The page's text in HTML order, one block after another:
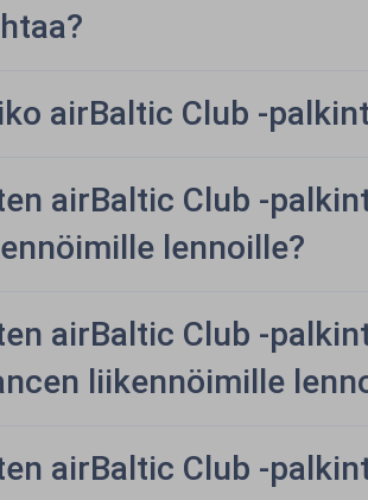
airBaltic Club -
airBaltic Club -
lennoille?
airBaltic Club -
liikennöimille
airBaltic Club -